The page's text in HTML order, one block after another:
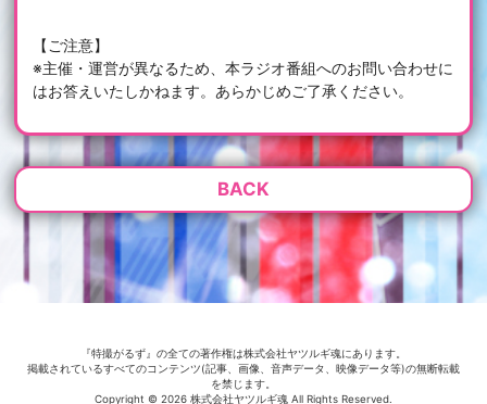
【ご注意】
※主催・運営が異なるため、本ラジオ番組へのお問い合わせに
はお答えいたしかねます。あらかじめご了承ください。
BACK
『特撮がるず』の全ての著作権は株式会社ヤツルギ魂にあります。
掲載されているすべてのコンテンツ(記事、画像、音声データ、映像データ等)の無断転載
を禁じます。
Copyright © 2026 株式会社ヤツルギ魂 All Rights Reserved.